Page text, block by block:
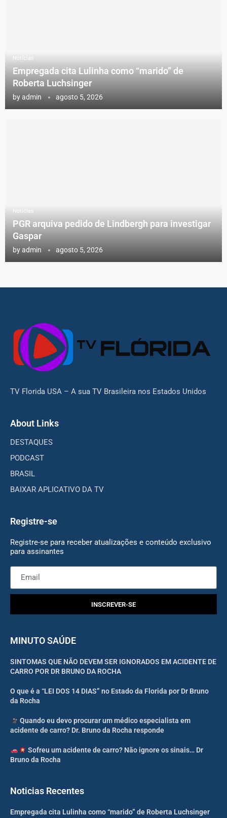
Notícias
Empregada cita Lulinha como “marido” de
Roberta Luchsinger
byadmin agosto 5, 2026
Notícias
PGR arquiva pedido de Lindbergh para investigar
Gaspar
byadmin agosto 5, 2026
TV Florida USA – A sua TV Brasileira nos Estados Unidos
About Links
DESTAQUES
PODCAST
BRASIL
BAIXAR APLICATIVO DA TV
Registre-se
Registre-se para receber atualizações e conteúdo exclusivo
para assinantes
INSCREVER-SE
MINUTO SAÚDE
SINTOMAS QUE NÃO DEVEM SER IGNORADOS EM ACIDENTE DE
CARRO POR DR BRUNO DA ROCHA
O que é a “LEI DOS 14 DIAS” no Estado da Florida por Dr Bruno
da Rocha
Quando eu devo procurar um médico especialista em
acidente de carro? Dr. Bruno da Rocha responde
Sofreu um acidente de carro? Não ignore os sinais… Dr
Bruno da Rocha
Noticias Recentes
Empregada cita Lulinha como “marido” de Roberta Luchsinger